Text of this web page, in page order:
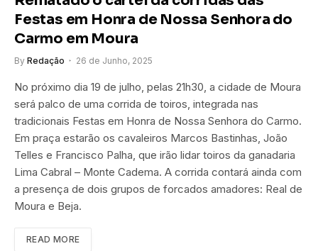
Festas em Honra de Nossa Senhora do
Carmo em Moura
By Redação 26 de Junho, 2025
No próximo dia 19 de julho, pelas 21h30, a cidade de Moura
será palco de uma corrida de toiros, integrada nas
tradicionais Festas em Honra de Nossa Senhora do Carmo.
Em praça estarão os cavaleiros Marcos Bastinhas, João
Telles e Francisco Palha, que irão lidar toiros da ganadaria
Lima Cabral – Monte Cadema. A corrida contará ainda com
a presença de dois grupos de forcados amadores: Real de
Moura e Beja.
READ MORE